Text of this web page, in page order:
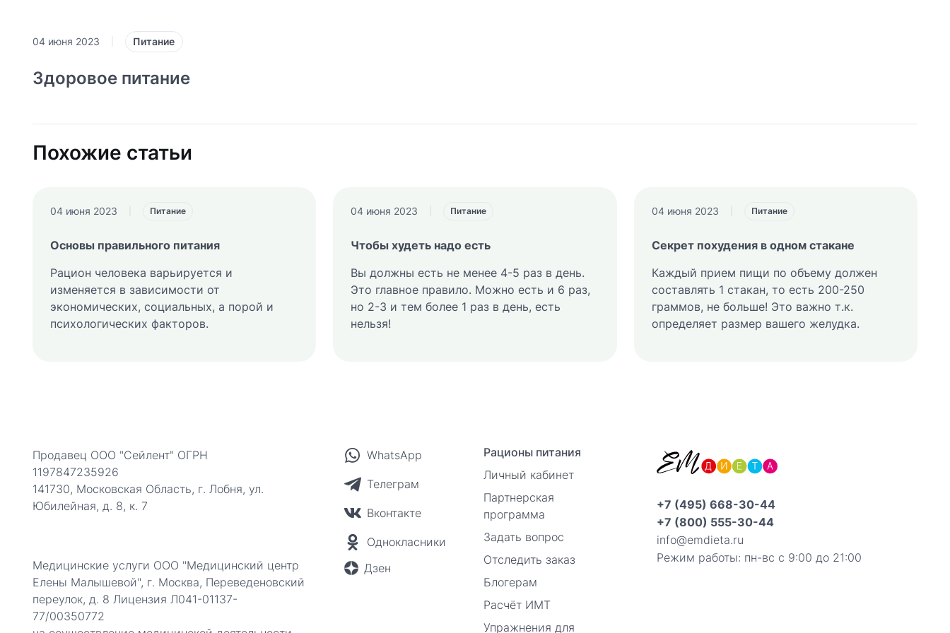
04 июня 2023 Питание
Здоровое питание
Похожие статьи
04 июня 2023 Питание
Основы правильного питания
Рацион человека варьируется и
изменяется в зависимости от
экономических, социальных, а порой и
психологических факторов.
04 июня 2023 Питание
Чтобы худеть надо есть
Вы должны есть не менее 4-5 раз в день.
Это главное правило. Можно есть и 6 раз,
но 2-3 и тем более 1 раз в день, есть
нельзя!
04 июня 2023 Питание
Секрет похудения в одном стакане
Каждый прием пищи по объему должен
составлять 1 стакан, то есть 200-250
граммов, не больше! Это важно т.к.
определяет размер вашего желудка.
Продавец ООО "Сейлент" ОГРН
1197847235926
141730, Московская Область, г. Лобня, ул.
Юбилейная, д. 8, к. 7
Медицинские услуги ООО "Медицинский центр
Елены Малышевой", г. Москва, Переведеновский
переулок, д. 8 Лицензия Л041-01137-
77/00350772
WhatsApp
Телеграм
Вконтакте
Однокласники
Дзен
Рационы питания
Личный кабинет
Партнерская
программа
Задать вопрос
Отследить заказ
Блогерам
Расчёт ИМТ
Упражнения для
+7 (495) 668-30-44
+7 (800) 555-30-44
info@emdieta.ru
Режим работы: пн-вс с 9:00 до 21:00